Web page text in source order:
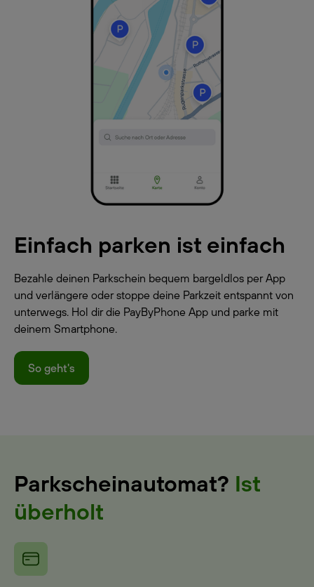
Einfach parken ist einfach
Bezahle deinen Parkschein bequem bargeldlos per App
und verlängere oder stoppe deine Parkzeit entspannt von
unterwegs. Hol dir die PayByPhone App und parke mit
deinem Smartphone.
So geht's
Parkscheinautomat? Ist
überholt